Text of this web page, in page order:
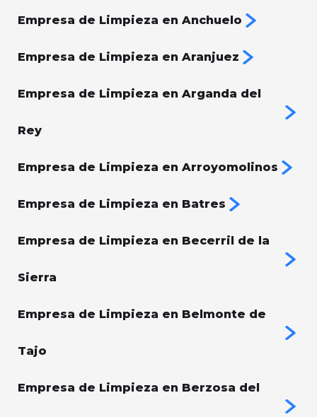
Empresa de Limpieza en Anchuelo
Empresa de Limpieza en Aranjuez
Empresa de Limpieza en Arganda del
Rey
Empresa de Limpieza en Arroyomolinos
Empresa de Limpieza en Batres
Empresa de Limpieza en Becerril de la
Sierra
Empresa de Limpieza en Belmonte de
Tajo
Empresa de Limpieza en Berzosa del